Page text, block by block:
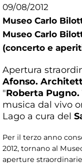
09/08/2012
Museo Carlo
Museo Carlo
(concerto e
Apertura
Afonso.
"Roberta Pugno.
musica dal vivo
Lago a cura del
Per il terzo anno
2012, tornano al
aperture